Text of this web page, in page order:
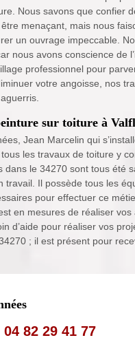
Nous savons que confier
menaçant, mais nous
un ouvrage impeccable.
nous avons conscience de
professionnel pour
votre angoisse, nos
sur toiture à
Jean Marcelin qui
les travaux de toiture y
dans le 34270 sont tous été
travail. Il possède tous les
pour effectuer ce
en mesures de réaliser vos
d’aide pour réaliser vos
; il est présent pour
04 82 29 41 77